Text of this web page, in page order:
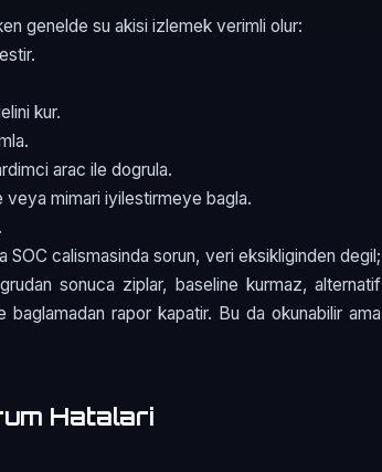
genelde su akisi izlemek verimli olur:
kur.
arac ile dogrula.
mimari iyilestirmeye bagla.
calismasinda sorun, veri eksikliginden degil;
sonuca ziplar, baseline kurmaz, alternatif
rapor kapatir. Bu da okunabilir ama
Hatalari